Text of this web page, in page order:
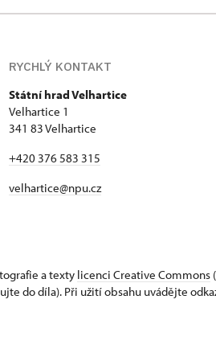
RYCHLÝ KONTAKT
Státní hrad Velhartice
Velhartice 1
341 83 Velhartice
+420 376 583 315
velhartice@npu.cz
a texty licenci Creative Commons
do díla). Při užití obsahu uvádějte